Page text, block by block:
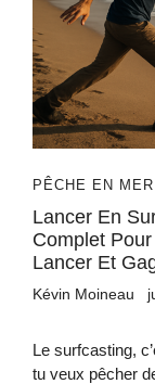
PÊCHE EN MER
Lancer En
Complet
Lancer Et
Kévin Moineau
Le surfcasting,
tu veux pêcher